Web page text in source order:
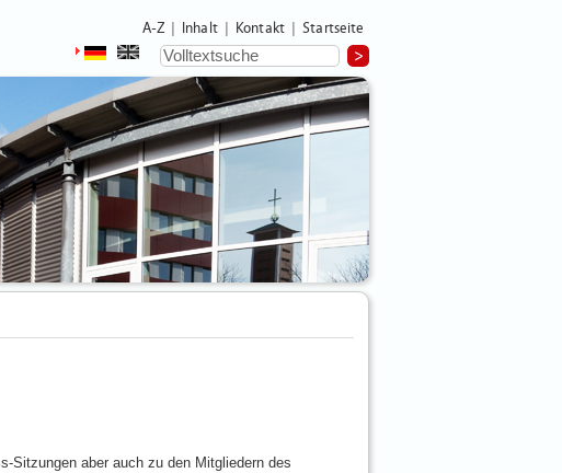
A-Z Inhalt Kontakt Startseite
Sitzungen aber auch zu den Mitgliedern des